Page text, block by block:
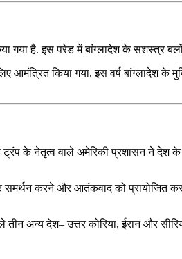
गया है. इस परेड में बांग्‍लादेश के सशस्‍त्र
आमंत्रित किया गया. इस वर्ष बांग्लादेश
के नेतृत्व वाले अमेरिकी प्रशासन ने देश के
समर्थन करने और आतंकवाद को प्रायोजित
अन्य देश– उत्तर कोरिया, ईरान और